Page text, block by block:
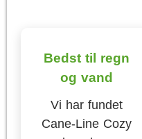
Bedst til regn
og vand
Vi har fundet
Cane-Line Cozy